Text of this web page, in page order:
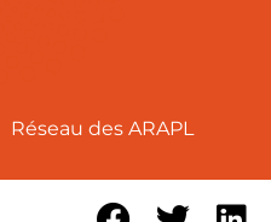
Réseau des ARAPL